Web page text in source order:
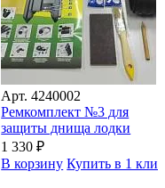
Арт.4240002
Ремкомплект №3 для
защиты днища лодки
1 330₽
В корзину Купить в 1 клик